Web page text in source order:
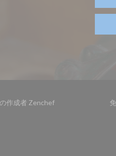
作成者 Zenchef((新しいウィンドウ